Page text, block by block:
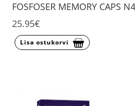
FOSFOSER MEMORY CAPS
25.95€
Lisa ostukorvi